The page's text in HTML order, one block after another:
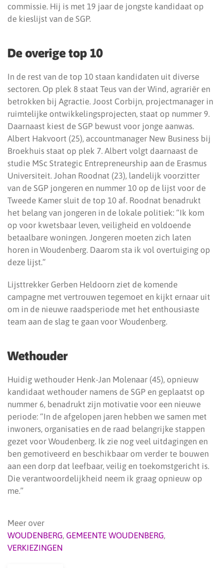
commissie. Hij is met 19 jaar de jongste kandidaat op
de kieslijst van de SGP.
De overige top 10
In de rest van de top 10 staan kandidaten uit diverse
sectoren. Op plek 8 staat Teus van der Wind, agrariër en
betrokken bij Agractie. Joost Corbijn, projectmanager in
ruimtelijke ontwikkelingsprojecten, staat op nummer 9.
Daarnaast kiest de SGP bewust voor jonge aanwas.
Albert Hakvoort (25), accountmanager New Business bij
Broekhuis staat op plek 7. Albert volgt daarnaast de
studie MSc Strategic Entrepreneurship aan de Erasmus
Universiteit. Johan Roodnat (23), landelijk voorzitter
van de SGP jongeren en nummer 10 op de lijst voor de
Tweede Kamer sluit de top 10 af. Roodnat benadrukt
het belang van jongeren in de lokale politiek: “Ik kom
op voor kwetsbaar leven, veiligheid en voldoende
betaalbare woningen. Jongeren moeten zich laten
horen in Woudenberg. Daarom sta ik vol overtuiging op
deze lijst.”
Lijsttrekker Gerben Heldoorn ziet de komende
campagne met vertrouwen tegemoet en kijkt ernaar uit
om in de nieuwe raadsperiode met het enthousiaste
team aan de slag te gaan voor Woudenberg.
Wethouder
Huidig wethouder Henk-Jan Molenaar (45), opnieuw
kandidaat wethouder namens de SGP en geplaatst op
nummer 6, benadrukt zijn motivatie voor een nieuwe
periode: “In de afgelopen jaren hebben we samen met
inwoners, organisaties en de raad belangrijke stappen
gezet voor Woudenberg. Ik zie nog veel uitdagingen en
ben gemotiveerd en beschikbaar om verder te bouwen
aan een dorp dat leefbaar, veilig en toekomstgericht is.
Die verantwoordelijkheid neem ik graag opnieuw op
me.”
Meer over
WOUDENBERG, GEMEENTE WOUDENBERG,
VERKIEZINGEN